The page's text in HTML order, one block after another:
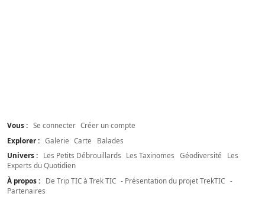
Vous : Se connecter Créer un compte
Explorer : Galerie Carte
Balades
Univers :
Les Petits Débrouillards Les Taxinomes Géodiversité
Les
Experts du Quotidien
À propos :
De Trip TIC à Trek TIC - Présentation du projet TrekTIC -
Partenaires